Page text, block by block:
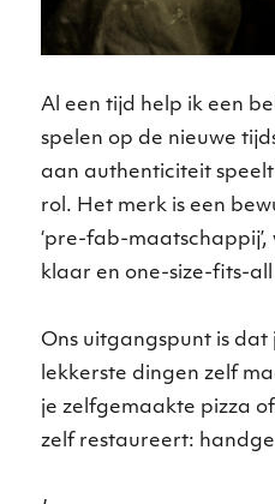
Al een tijd help ik een
spelen op de nieuwe
aan authenticiteit
rol. Het merk is een
‘pre-fab-
klaar en one-size-fits-all
Ons uitgangspunt is dat
lekkerste dingen zelf
je zelfgemaakte pizza
zelf restaureert: